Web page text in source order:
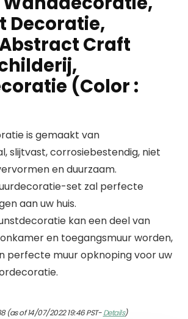
Decoratie,
Craft
(Color :
is gemaakt van
slijtvast, corrosiebestendig, niet
en duurzaam.
set zal perfecte
aan uw huis.
kan een deel van
en toegangsmuur worden,
perfecte muur opknoping voor uw
(as of 14/07/2022 19:46 PST-Details)